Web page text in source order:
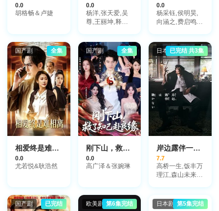
0.0
胡格畅＆卢婕
0.0
杨洋,张天爱,吴
尊,王丽坤,释小
0.0
杨采钰,侯明昊,
向涵之,费启鸣,
国产剧 全集
相爱终是难相离
0.0
尤若悦&耿浩然
国产剧 全集
刚下山，救了知己赴良缘
0.0
高广泽＆张婉琳
日本剧已完结 共3集
岸边露伴一动不动第一季
7.7
高桥一生,饭丰万
理江,森山未来,
国产剧 已完结 欧美剧 第6集完结 日本剧 第5集完结